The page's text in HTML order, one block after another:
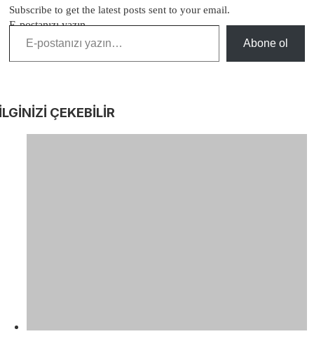
Subscribe to get the latest posts sent to your email.
E-postanızı yazın…
Abone ol
ÇEKEBİLİR